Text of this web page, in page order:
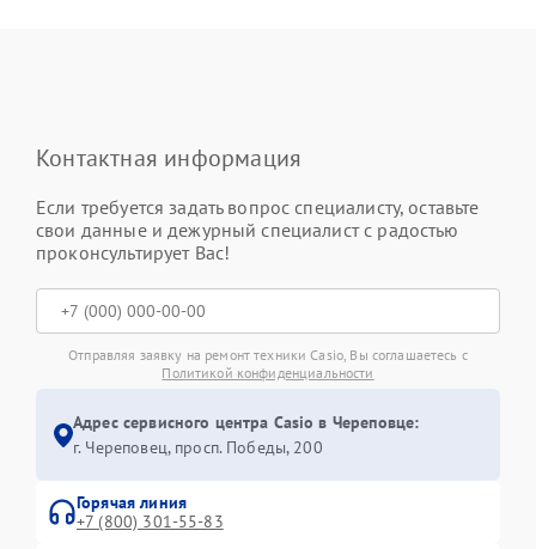
Контактная информация
Если требуется задать вопрос специалисту, оставьте
свои данные и дежурный специалист с радостью
проконсультирует Вас!
Отправляя заявку на ремонт техники Casio, Вы соглашаетесь с
Политикой конфиденциальности
Адрес сервисного центра Casio в Череповце:
г. Череповец, просп. Победы, 200
Горячая линия
+7 (800) 301-55-83